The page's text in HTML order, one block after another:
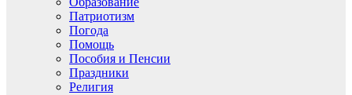
Патриотизм
Погода
Помощь
Пособия и Пенсии
Праздники
Религия